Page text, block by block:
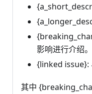
影响进行介绍。
{linked issue}:
其中